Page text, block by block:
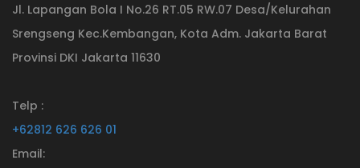
Jl. Lapangan Bola I No.26 RT.05 RW.07 Desa/Kelurahan
Srengseng Kec.Kembangan, Kota Adm. Jakarta Barat
Provinsi DKI Jakarta 11630
Telp :
+62812 626 626 01
Email: